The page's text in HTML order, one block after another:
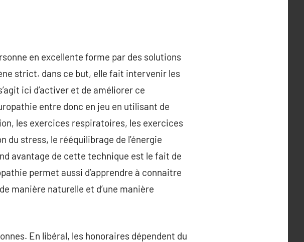
en excellente forme par des solutions
strict. dans ce but, elle fait intervenir les
ici d’activer et de améliorer ce
entre donc en jeu en utilisant de
les exercices respiratoires, les exercices
du stress, le rééquilibrage de l’énergie
avantage de cette technique est le fait de
permet aussi d’apprendre à connaitre
manière naturelle et d’une manière
En libéral, les honoraires dépendent du